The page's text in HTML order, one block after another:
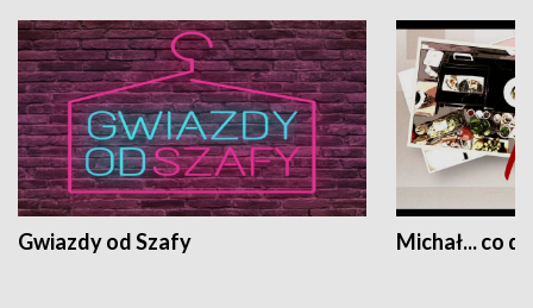
Gwiazdy od Szafy Michał... co